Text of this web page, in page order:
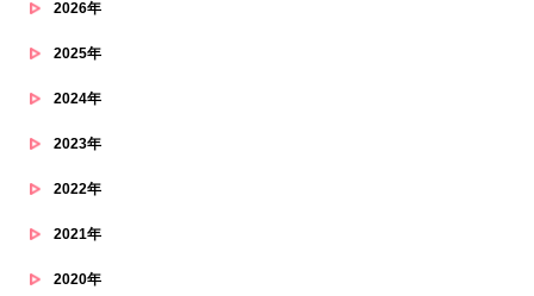
2026年
2025年
2024年
2023年
2022年
2021年
2020年